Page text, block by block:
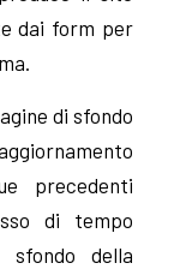
dai form per
di sfondo
precedenti
di tempo
sfondo della